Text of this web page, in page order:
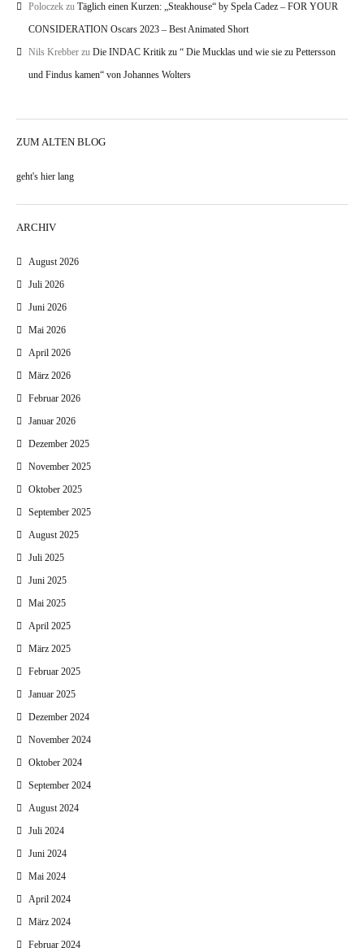
Poloczek zu Täglich einen Kurzen: „Steakhouse“ by Spela Cadez – FOR YOUR
CONSIDERATION Oscars 2023 – Best Animated Short
Nils Krebber zu Die INDAC Kritik zu “ Die Mucklas und wie sie zu Pettersson
und Findus kamen“ von Johannes Wolters
ZUM ALTEN BLOG
geht's hier lang
ARCHIV
August 2026
Juli 2026
Juni 2026
Mai 2026
April 2026
März 2026
Februar 2026
Januar 2026
Dezember 2025
November 2025
Oktober 2025
September 2025
August 2025
Juli 2025
Juni 2025
Mai 2025
April 2025
März 2025
Februar 2025
Januar 2025
Dezember 2024
November 2024
Oktober 2024
September 2024
August 2024
Juli 2024
Juni 2024
Mai 2024
April 2024
März 2024
Februar 2024